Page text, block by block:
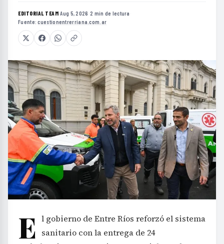
EDITORIAL TEAM·Aug 5, 2026 ·2 min de lectura ·
Fuente:cuestionentrerriana.com.ar
E l gobierno de Entre Ríos reforzó el sistema
sanitario con la entrega de 24